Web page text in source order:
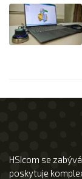
HSIcom se
poskytuje